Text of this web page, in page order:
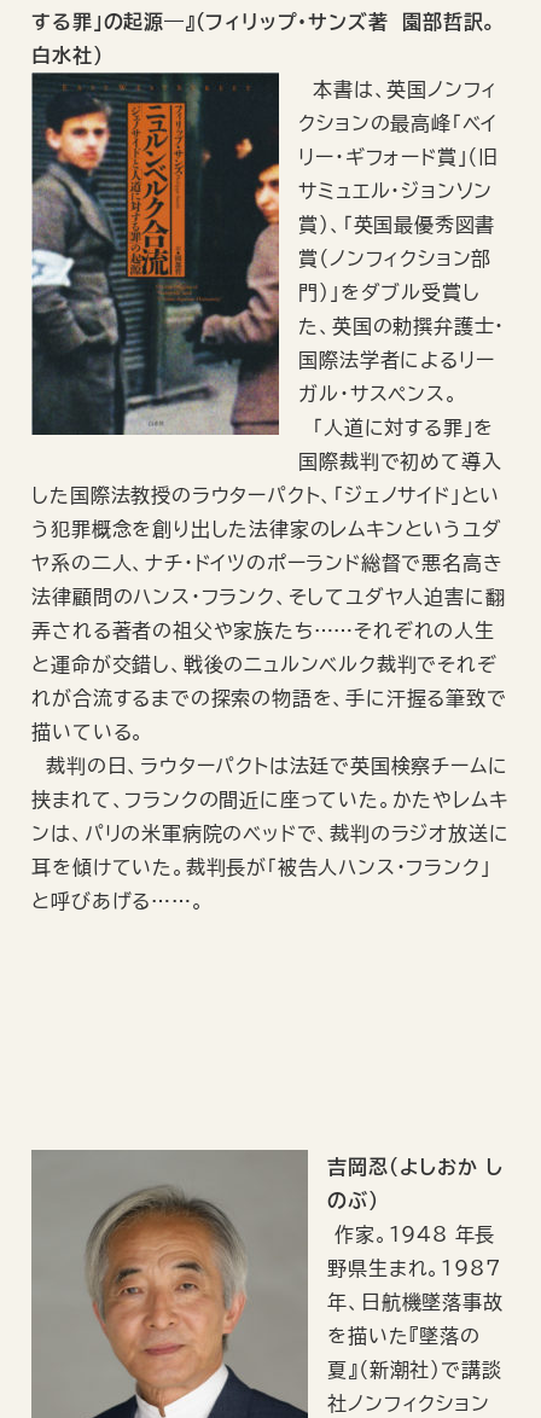
する罪」の起源―』（フィリップ・サンズ著 園部哲訳。
白水社）
本書は、英国ノンフィ
クションの最高峰「ベイ
リー・ギフォード賞」（旧
サミュエル・ジョンソン
賞）、「英国最優秀図書
賞（ノンフィクション部
門）」をダブル受賞し
た、英国の勅撰弁護士・
国際法学者によるリー
ガル・サスペンス。
「人道に対する罪」を
国際裁判で初めて導入
した国際法教授のラウターパクト、「ジェノサイド」とい
う犯罪概念を創り出した法律家のレムキンというユダ
ヤ系の二人、ナチ・ドイツのポーランド総督で悪名高き
法律顧問のハンス・フランク、そしてユダヤ人迫害に翻
弄される著者の祖父や家族たち……それぞれの人生
と運命が交錯し、戦後のニュルンベルク裁判でそれぞ
れが合流するまでの探索の物語を、手に汗握る筆致で
描いている。
裁判の日、ラウターパクトは法廷で英国検察チームに
挟まれて、フランクの間近に座っていた。かたやレムキ
ンは、パリの米軍病院のベッドで、裁判のラジオ放送に
耳を傾けていた。裁判長が「被告人ハンス・フランク」
と呼びあげる……。
吉岡忍（よしおか し
のぶ）
作家。1948 年長
野県生まれ。1987
年、日航機墜落事故
を描いた『墜落の
夏』（新潮社）で講談
社ノンフィクション